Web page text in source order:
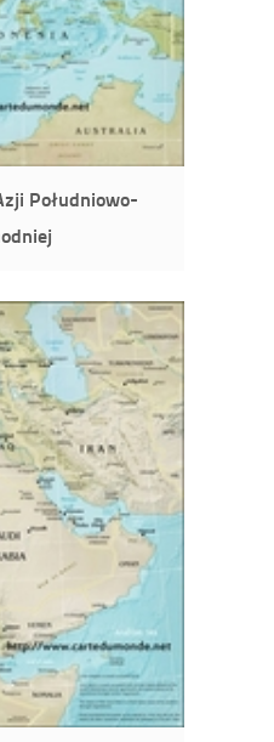
Południowo-